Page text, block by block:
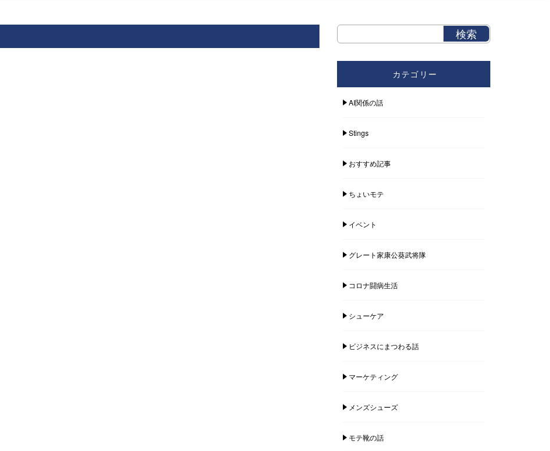
カテゴリー
AI関係の話
Stings
おすすめ記事
ちょいモテ
イベント
グレート家康公葵武将隊
コロナ闘病生活
シューケア
ビジネスにまつわる話
マーケティング
メンズシューズ
モテ靴の話